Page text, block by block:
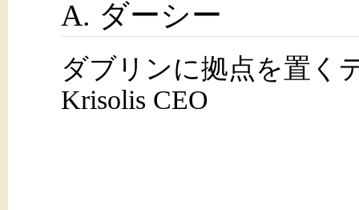
A. ダーシー
ダブリンに拠点を置く
Krisolis CEO